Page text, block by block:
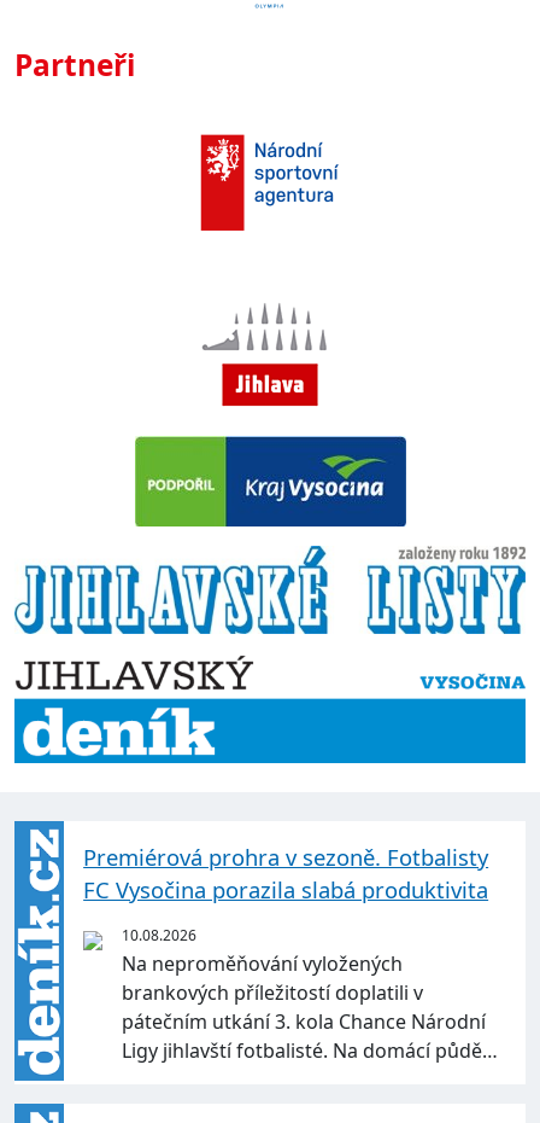
Partneři
Premiérová prohra v sezoně. Fotbalisty
FC Vysočina porazila slabá produktivita
10.08.2026
Na neproměňování vyložených
brankových příležitostí doplatili v
pátečním utkání 3. kola Chance Národní
Ligy jihlavští fotbalisté. Na domácí půdě…